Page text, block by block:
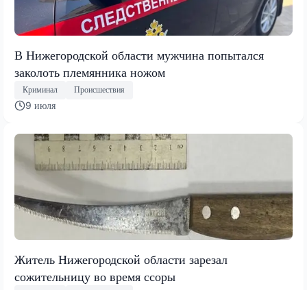
В Нижегородской области мужчина попытался
заколоть племянника ножом
Криминал Происшествия
9 июля
Житель Нижегородской области зарезал
сожительницу во время ссоры